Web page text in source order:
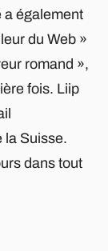
a également
du Web »
romand »,
fois. Liip
la Suisse.
dans tout